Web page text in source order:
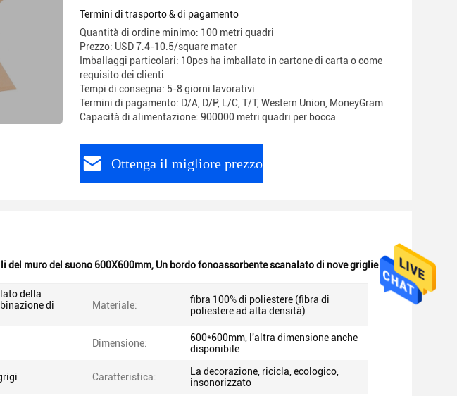
Termini di trasporto & di pagamento
Quantità di ordine minimo: 100 metri quadri
Prezzo: USD 7.4-10.5/square mater
Imballaggi particolari: 10pcs ha imballato in cartone di carta o come
requisito dei clienti
Tempi di consegna: 5-8 giorni lavorativi
Termini di pagamento: D/A, D/P, L/C, T/T, Western Union, MoneyGram
Capacità di alimentazione: 900000 metri quadri per bocca
Ottenga il migliore prezzo
del muro del suono 600X600mm, Un bordo fonoassorbente scanalato di nove griglie
della
di
Materiale:
fibra 100% di poliestere (fibra di
poliestere ad alta densità)
Dimensione:
600*600mm, l'altra dimensione anche
disponibile
Caratteristica:
La decorazione, ricicla, ecologico,
insonorizzato